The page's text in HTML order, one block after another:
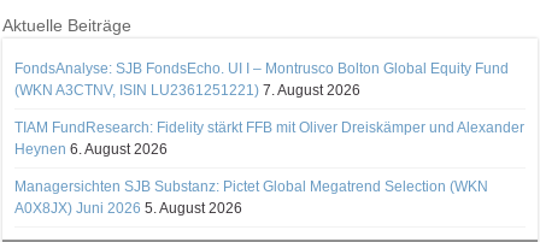
Aktuelle Beiträge
FondsAnalyse: SJB FondsEcho. UI I – Montrusco Bolton Global Equity Fund
(WKN A3CTNV, ISIN LU2361251221) 7. August 2026
TIAM FundResearch: Fidelity stärkt FFB mit Oliver Dreiskämper und Alexander
Heynen 6. August 2026
Managersichten SJB Substanz: Pictet Global Megatrend Selection (WKN
A0X8JX) Juni 2026 5. August 2026